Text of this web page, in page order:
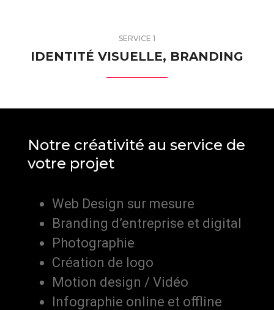
SERVICE 1
IDENTITÉ VISUELLE, BRANDING
Notre créativité au service de
votre projet
Web Design sur mesure
Branding d’entreprise et digital
Photographie
Création de logo
Motion design / Vidéo
Infographie online et offline